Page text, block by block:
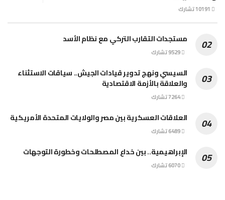
مستجدات التقارب التركي مع نظام الأسد
السيسي ونهج تدوير قيادات الجيش.. سياقات الاستثناء
والعلاقة بالأزمة الاقتصادية
العلاقات العسكرية بين مصر والولايات المتحدة الأمريكية
الإبراهيمية.. بين خداع المصطلحات وخطورة التوجهات